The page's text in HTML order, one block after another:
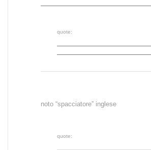
quote:
noto “spacciatore” inglese
quote: